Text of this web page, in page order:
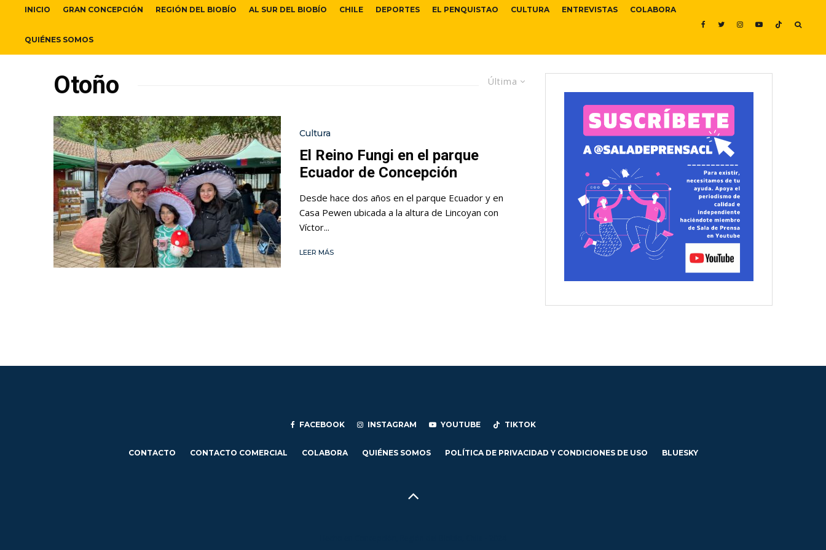
INICIO GRAN CONCEPCIÓN REGIÓN DEL BIOBÍO AL SUR DEL BIOBÍO CHILE DEPORTES EL PENQUISTAO CULTURA ENTREVISTAS COLABORA
QUIÉNES SOMOS
Última
Otoño
Cultura
El Reino Fungi en el parque
Ecuador de Concepción
Desde hace dos años en el parque Ecuador y en
Casa Pewen ubicada a la altura de Lincoyan con
Víctor...
LEER MÁS
FACEBOOK INSTAGRAM YOUTUBE TIKTOK
CONTACTO CONTACTO COMERCIAL COLABORA QUIÉNES SOMOS POLÍTICA DE PRIVACIDAD Y CONDICIONES DE USO BLUESKY